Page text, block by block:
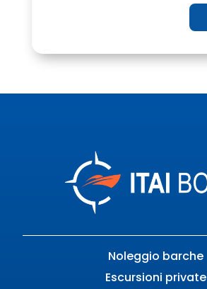
Noleggio barche
Escursioni private